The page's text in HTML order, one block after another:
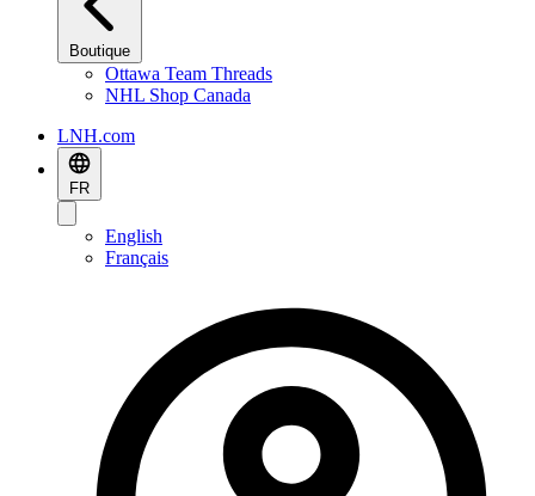
Boutique
Ottawa Team Threads
NHL Shop Canada
LNH.com
FR
English
Français